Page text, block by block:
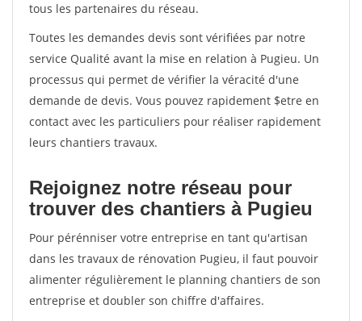
tous les partenaires du réseau.
Toutes les demandes devis sont vérifiées par notre
service Qualité avant la mise en relation à Pugieu. Un
processus qui permet de vérifier la véracité d'une
demande de devis. Vous pouvez rapidement $etre en
contact avec les particuliers pour réaliser rapidement
leurs chantiers travaux.
Rejoignez notre réseau pour
trouver des chantiers à Pugieu
Pour pérénniser votre entreprise en tant qu'artisan
dans les travaux de rénovation Pugieu, il faut pouvoir
alimenter régulièrement le planning chantiers de son
entreprise et doubler son chiffre d'affaires.